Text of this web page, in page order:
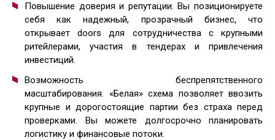
Повышение доверия и репутации. Вы позиционируете
себя как надежный, прозрачный бизнес, что
открывает doors для сотрудничества с крупными
ритейлерами, участия в тендерах и привлечения
инвестиций.
Возможность беспрепятственного
масштабирования. «Белая» схема позволяет ввозить
крупные и дорогостоящие партии без страха перед
проверками. Вы можете долгосрочно планировать
логистику и финансовые потоки.